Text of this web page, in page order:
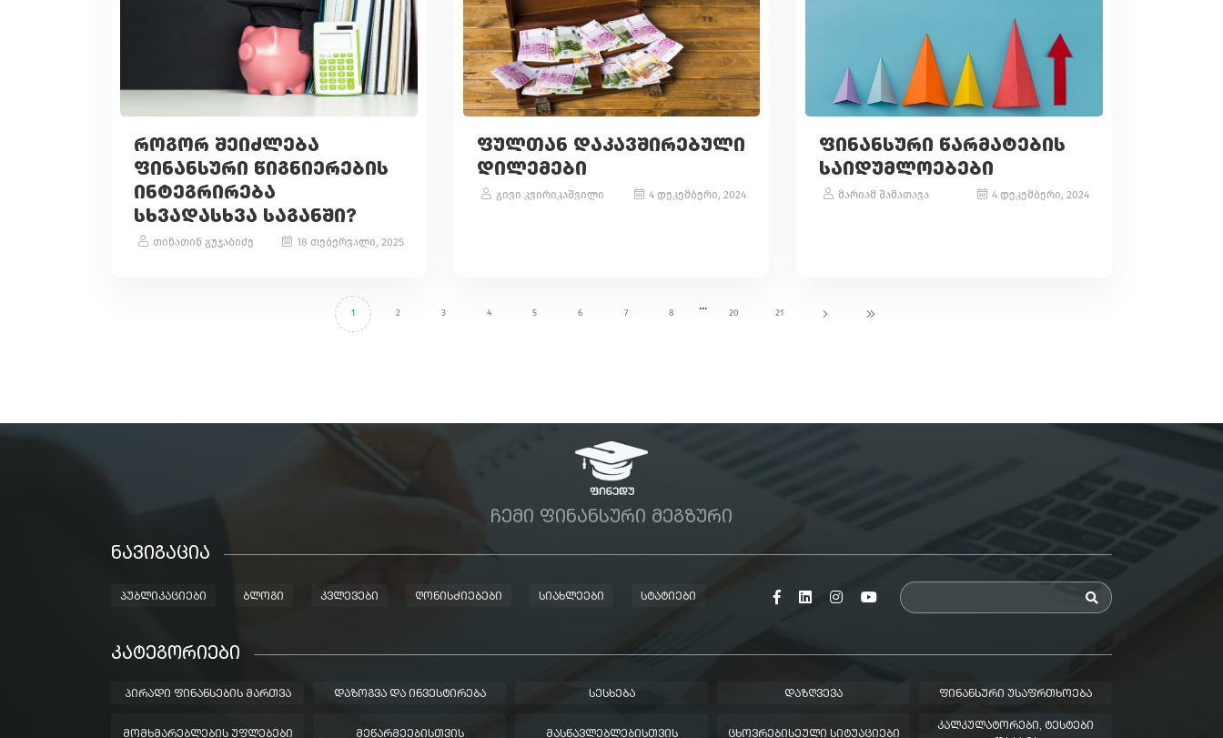
ᲠᲝᲒᲝᲠ ᲨᲔᲘᲫᲚᲔᲑᲐ
ᲤᲘᲜᲐᲜᲡᲣᲠᲘ ᲬᲘᲒᲜᲘᲔᲠᲔᲑᲘᲡ
ᲘᲜᲢᲔᲒᲠᲘᲠᲔᲑᲐ
ᲡᲮᲕᲐᲓᲐᲡᲮᲕᲐ ᲡᲐᲒᲐᲜᲨᲘ?
თინათინ გუჯაბიძე 18 თებერვალი, 2025
ᲤᲣᲚᲗᲐᲜ ᲓᲐᲙᲐᲕᲨᲘᲠᲔᲑᲣᲚᲘ
ᲓᲘᲚᲔᲛᲔᲑᲘ
გივი კვირიკაშვილი 4 დეკემბერი, 2024
ᲤᲘᲜᲐᲜᲡᲣᲠᲘ ᲬᲐᲠᲛᲐᲢᲔᲑᲘᲡ
ᲡᲐᲘᲓᲣᲛᲚᲝᲔᲑᲔᲑᲘ
მარიამ შამათავა 4 დეკემბერი, 2024
1 2 3 4 5 6 7 8
...
20 21
ᲩᲔᲛᲘ ᲤᲘᲜᲐᲜᲡᲣᲠᲘ ᲛᲔᲒᲖᲣᲠᲘ
ᲜᲐᲕᲘᲒᲐᲪᲘᲐ
ᲞᲣᲑᲚᲘᲙᲐᲪᲘᲔᲑᲘ ᲑᲚᲝᲒᲘ ᲙᲕᲚᲔᲕᲔᲑᲘ ᲦᲝᲜᲘᲡᲫᲘᲔᲑᲔᲑᲘ ᲡᲘᲐᲮᲚᲔᲔᲑᲘ ᲡᲢᲐᲢᲘᲔᲑᲘ
ᲙᲐᲢᲔᲒᲝᲠᲘᲔᲑᲘ
ᲞᲘᲠᲐᲓᲘ ᲤᲘᲜᲐᲜᲡᲔᲑᲘᲡ ᲛᲐᲠᲗᲕᲐ ᲓᲐᲖᲝᲒᲕᲐ ᲓᲐ ᲘᲜᲕᲔᲡᲢᲘᲠᲔᲑᲐ ᲡᲔᲡᲮᲔᲑᲐ ᲓᲐᲖᲦᲕᲔᲕᲐ ᲤᲘᲜᲐᲜᲡᲣᲠᲘ ᲣᲡᲐᲤᲠᲗᲮᲝᲔᲑᲐ
ᲛᲝᲛᲮᲛᲐᲠᲔᲑᲚᲔᲑᲘᲡ ᲣᲤᲚᲔᲑᲔᲑᲘ ᲛᲔᲬᲐᲠᲛᲔᲔᲑᲘᲡᲗᲕᲘᲡ ᲛᲐᲡᲬᲐᲕᲚᲔᲑᲚᲔᲑᲘᲡᲗᲕᲘᲡ ᲪᲮᲝᲕᲠᲔᲑᲘᲡᲔᲣᲚᲘ ᲡᲘᲢᲣᲐᲪᲘᲔᲑᲘ
ᲙᲐᲚᲙᲣᲚᲐᲢᲝᲠᲔᲑᲘ, ᲢᲔᲡᲢᲔᲑᲘ